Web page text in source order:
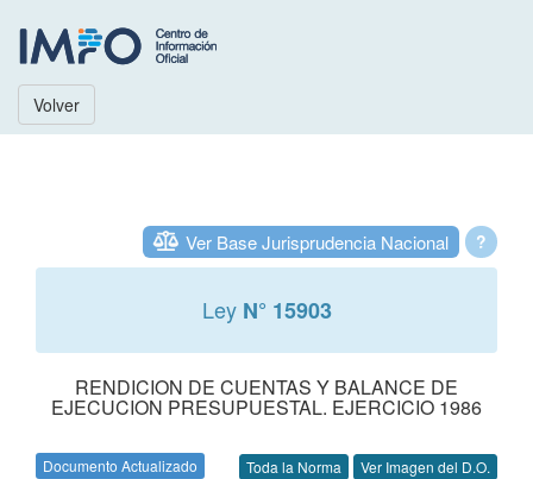
Volver
?
Ver Base Jurisprudencia Nacional
Ley N° 15903
RENDICION DE CUENTAS Y BALANCE DE
EJECUCION PRESUPUESTAL. EJERCICIO 1986
Documento Actualizado Toda la Norma Ver Imagen del D.O.